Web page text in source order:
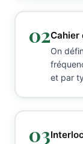
02Cahier
On
et par
03